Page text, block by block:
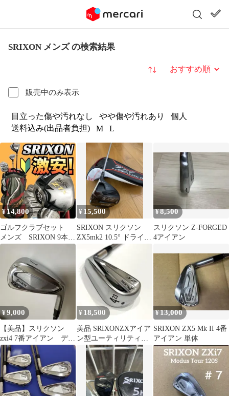
SRIXON メンズ の検索結果
販売中のみ表示
並び替え
目立った傷や汚れなし やや傷や汚れあり
個人
送料込み(出品者負担)
M L
¥14,800
ゴルフクラブセット
メンズ SRIXON 9本セ
ット バッグ付 スリ
クソン 激安
¥ 15,500
SRIXON スリクソン
ZX5mk2 10.5° ドライバ
ー【中古品】
¥8,500
スリクソン Z-FORGED
4アイアン
¥9,000
【美品】スリクソン
zxi4 7番アイアン ディ
アマナ zxi70s
¥ 18,500
美品 SRIXONZXアイア
ン型ユーティリティ
4U23°Diamana 60S
¥13,000
SRIXON ZX5 Mk II 4番
アイアン 単体